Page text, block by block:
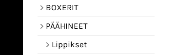
BOXERIT
PÄÄHINEET
Lippikset